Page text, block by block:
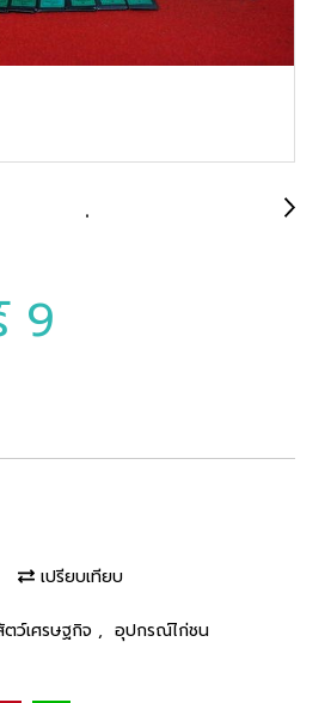
9
เปรียบเทียบ
ว์เศรษฐกิจ , อุปกรณ์ไก่ชน